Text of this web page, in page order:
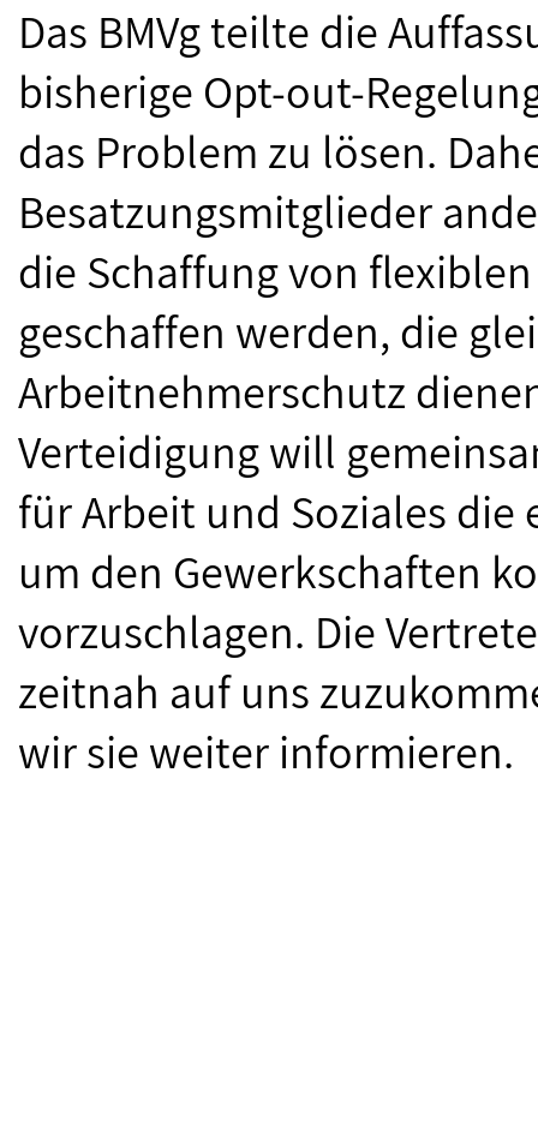
Das BMVg teilte die
bisherige Opt-out-
das Problem zu lösen.
Besatzungsmitglieder
die Schaffung von
geschaffen werden, die
Arbeitnehmerschutz
Verteidigung will
für Arbeit und Soziales
um den Gewerkschaften
vorzuschlagen. Die
zeitnah auf uns
wir sie weiter informieren.